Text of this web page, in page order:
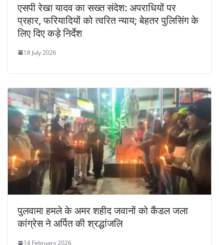
एसपी रेखा यादव का सख्त संदेश: अपराधियों पर
प्रहार, फरियादियों को त्वरित न्याय; बेहतर पुलिसिंग के
लिए दिए कड़े निर्देश
18 July 2026
पुलवामा हमले के अमर शहीद जवानों को कैंडल जला
कांग्रेस ने अर्पित की श्रद्धांजलि
14 February 2026